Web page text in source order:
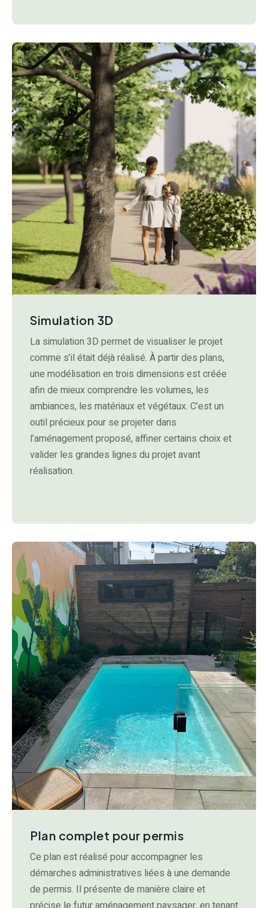
Simulation 3D
La simulation 3D permet de visualiser le projet
comme s’il était déjà réalisé. À partir des plans,
une modélisation en trois dimensions est créée
afin de mieux comprendre les volumes, les
ambiances, les matériaux et végétaux. C’est un
outil précieux pour se projeter dans
l’aménagement proposé, affiner certains choix et
valider les grandes lignes du projet avant
réalisation.
Plan complet pour permis
Ce plan est réalisé pour accompagner les
démarches administratives liées à une demande
de permis. Il présente de manière claire et